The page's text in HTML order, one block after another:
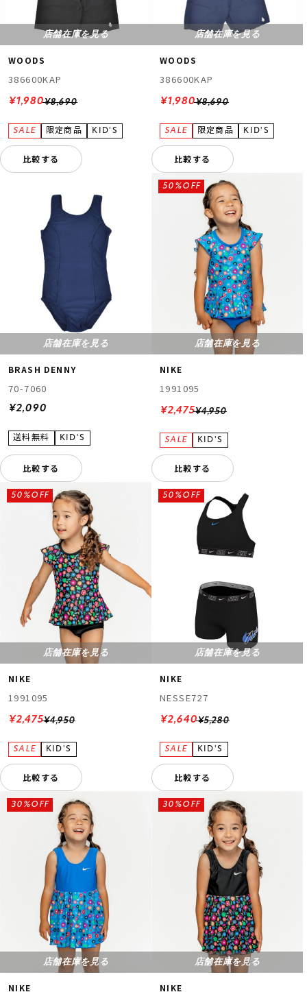
店舗在庫を見る
WOODS
386600KAP
¥8,690
¥1,980
比較する
店舗在庫を見る
WOODS
386600KAP
¥8,690
¥1,980
比較する
店舗在庫を見る
BRASH DENNY
70-7060
¥2,090
比較する
店舗在庫を見る
NIKE
1991095
¥4,950
50%OFF
¥2,475
比較する
店舗在庫を見る
NIKE
1991095
¥4,950
50%OFF
¥2,475
比較する
店舗在庫を見る
NIKE
NESSE727
¥5,280
50%OFF
¥2,640
比較する
店舗在庫を見る
NIKE
30%OFF
店舗在庫を見る
NIKE
30%OFF